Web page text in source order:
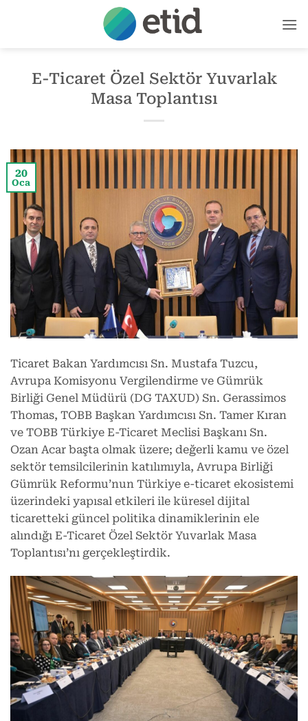
E-Ticaret Özel Sektör Yuvarlak
Masa Toplantısı
20
Oca
Ticaret Bakan Yardımcısı Sn. Mustafa Tuzcu,
Avrupa Komisyonu Vergilendirme ve Gümrük
Birliği Genel Müdürü (DG TAXUD) Sn. Gerassimos
Thomas, TOBB Başkan Yardımcısı Sn. Tamer Kıran
ve TOBB Türkiye E-Ticaret Meclisi Başkanı Sn.
Ozan Acar başta olmak üzere; değerli kamu ve özel
sektör temsilcilerinin katılımıyla, Avrupa Birliği
Gümrük Reformu’nun Türkiye e-ticaret ekosistemi
üzerindeki yapısal etkileri ile küresel dijital
ticaretteki güncel politika dinamiklerinin ele
alındığı E-Ticaret Özel Sektör Yuvarlak Masa
Toplantısı’nı gerçekleştirdik.